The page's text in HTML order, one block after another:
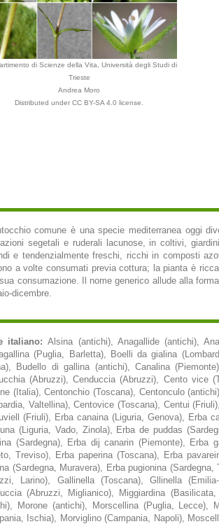
di Scienze della Vita, Università degli Studi di
Trieste
Andrea Moro
Distributed under CC BY-SA 4.0 license.
comune è una specie mediterranea oggi
segetali e ruderali lacunose, in coltivi,
e tendenzialmente freschi, ricchi in composti
a volte consumati previa cottura; la pianta è
consumazione. Il nome generico allude alla
dicembre.
italiano:Alsina (antichi), Anagallide (antichi),
(Puglia, Barletta), Boelli da gialina
Budello di gallina (antichi), Canalina
(Abruzzi), Cenduccia (Abruzzi), Cento vice
(Italia), Centonchio (Toscana), Centonculo
Valtellina), Centovice (Toscana), Centui
(Friuli), Erba canaina (Liguria, Genova), Erba
(Liguria, Vado, Zinola), Erba de puddas
(Sardegna), Erba dij canarin (Piemonte), Erba
Treviso), Erba paperina (Toscana), Erba
(Sardegna, Muravera), Erba pugionina
Larino), Gallinella (Toscana), Gllinella
(Abruzzi, Miglianico), Miggiardina
Morone (antichi), Morscellina (Puglia, Lecce),
Ischia), Morviglino (Campania, Napoli),